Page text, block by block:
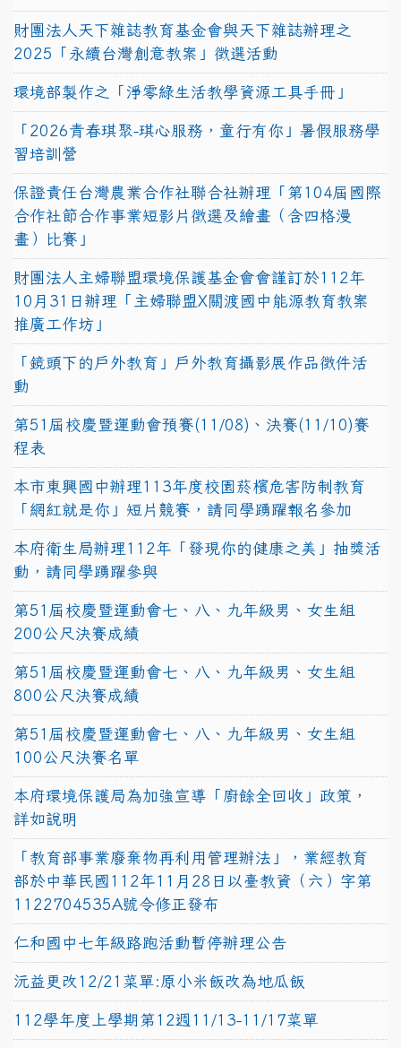
財團法人天下雜誌教育基金會與天下雜誌辦理之
2025「永續台灣創意教案」徵選活動
環境部製作之「淨零綠生活教學資源工具手冊」
「2026青春琪聚-琪心服務，童行有你」暑假服務學
習培訓營
保證責任台灣農業合作社聯合社辦理「第104屆國際
合作社節合作事業短影片徵選及繪畫（含四格漫
畫）比賽」
財團法人主婦聯盟環境保護基金會會謹訂於112年
10月31日辦理「主婦聯盟X關渡國中能源教育教案
推廣工作坊」
「鏡頭下的戶外教育」戶外教育攝影展作品徵件活
動
第51屆校慶暨運動會預賽(11/08)、決賽(11/10)賽
程表
本市東興國中辦理113年度校園菸檳危害防制教育
「網紅就是你」短片競賽，請同學踴躍報名參加
本府衛生局辦理112年「發現你的健康之美」抽獎活
動，請同學踴躍參與
第51屆校慶暨運動會七、八、九年級男、女生組
200公尺決賽成績
第51屆校慶暨運動會七、八、九年級男、女生組
800公尺決賽成績
第51屆校慶暨運動會七、八、九年級男、女生組
100公尺決賽名單
本府環境保護局為加強宣導「廚餘全回收」政策，
詳如說明
「教育部事業廢棄物再利用管理辦法」，業經教育
部於中華民國112年11月28日以臺教資（六）字第
1122704535A號令修正發布
仁和國中七年級路跑活動暫停辦理公告
沅益更改12/21菜單:原小米飯改為地瓜飯
112學年度上學期第12週11/13-11/17菜單